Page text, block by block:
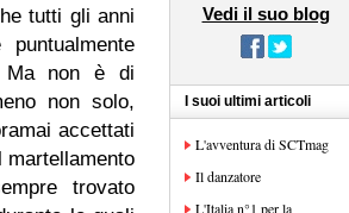
tutti gli anni
Ma non è di
non solo,
accettati
martellamento
trovato
Vedi il suo blog
I suoi ultimi articoli
L'avventura di SCTmag
Il danzatore
L'Italia n°1 per la